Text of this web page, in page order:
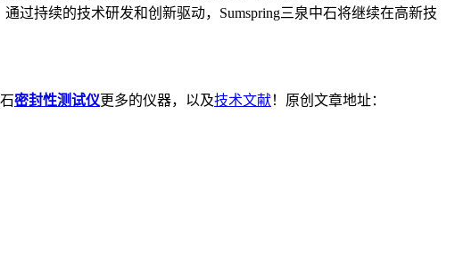
过持续的技术研发和创新驱动，Sumspring三泉中石将继续在高新技
密封性测试仪更多的仪器，以及技术文献！原创文章地址：